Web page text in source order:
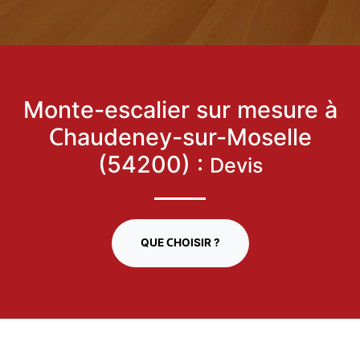
Monte-escalier sur mesure à
Chaudeney-sur-Moselle
(54200) : Devis
QUE CHOISIR ?